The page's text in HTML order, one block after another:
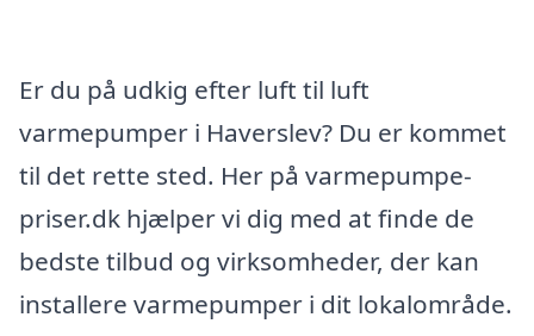
Er du på udkig efter luft til luft
varmepumper i Haverslev? Du er kommet
til det rette sted. Her på varmepumpe-
priser.dk hjælper vi dig med at finde de
bedste tilbud og virksomheder, der kan
installere varmepumper i dit lokalområde.